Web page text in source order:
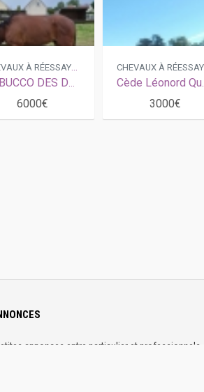
CHEVAUX À RÉESSAYER
DES DUNES
6000€
Cède Léonord Quesnot
3000€
annonces entre particulier et professionnels